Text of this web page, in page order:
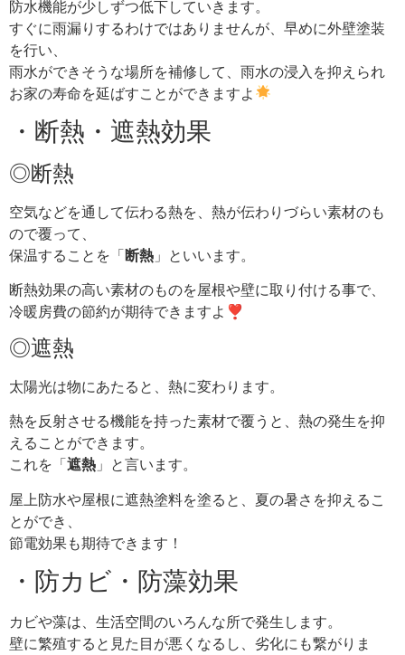
防水機能が少しずつ低下していきます。
すぐに雨漏りするわけではありませんが、早めに外壁塗装
を行い、
雨水ができそうな場所を補修して、雨水の浸入を抑えられ
お家の寿命を延ばすことができますよ
・断熱・遮熱効果
◎断熱
空気などを通して伝わる熱を、熱が伝わりづらい素材のも
ので覆って、
保温することを「断熱 」といいます。
断熱効果の高い素材のものを屋根や壁に取り付ける事で、
冷暖房費の節約が期待できますよ❣
◎遮熱
太陽光は物にあたると、熱に変わります。
熱を反射させる機能を持った素材で覆うと、熱の発生を抑
えることができます。
これを「遮熱 」と言います。
屋上防水や屋根に遮熱塗料を塗ると、夏の暑さを抑えるこ
とができ、
節電効果も期待できます！
・防カビ・防藻効果
カビや藻は、生活空間のいろんな所で発生します。
壁に繁殖すると見た目が悪くなるし、劣化にも繋がりま